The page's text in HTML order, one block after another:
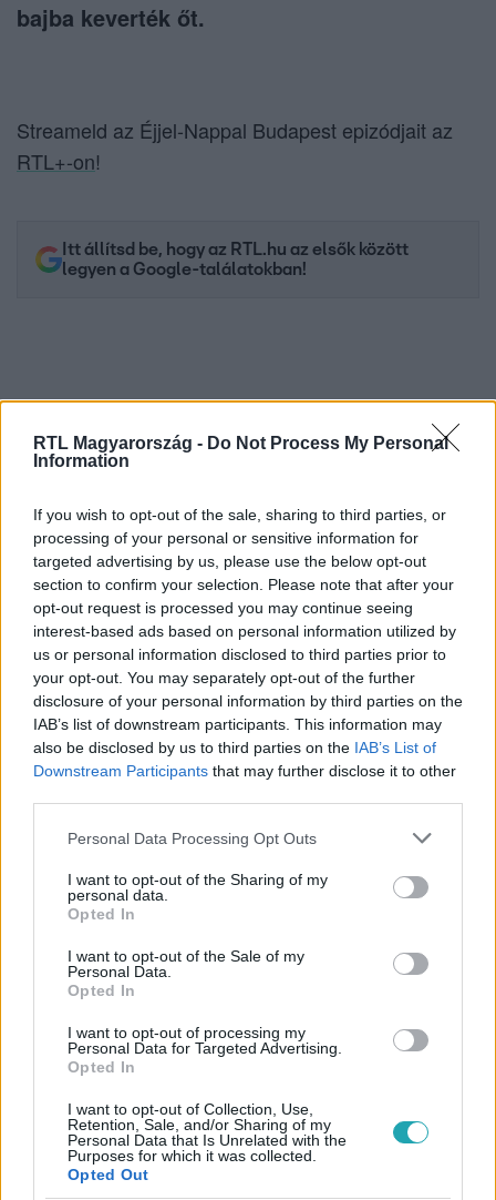
RTL Magyarország - Do Not Process My Personal
Information
If you wish to opt-out of the sale, sharing to third parties, or
processing of your personal or sensitive information for
targeted advertising by us, please use the below opt-out
section to confirm your selection. Please note that after your
opt-out request is processed you may continue seeing
interest-based ads based on personal information utilized by
us or personal information disclosed to third parties prior to
your opt-out. You may separately opt-out of the further
disclosure of your personal information by third parties on the
IAB’s list of downstream participants. This information may
also be disclosed by us to third parties on the IAB’s List of
Downstream Participants that may further disclose it to other
Please note that this website/app uses one or more Google
not limited to your visit or usage behaviour. You may click to
grant or deny consent to Google and its third-party tags to
use your data for below specified purposes in below Google
consent section.
Personal Data Processing Opt Outs
I want to opt-out of the Sharing of my
personal data.
Opted In
I want to opt-out of the Sale of my
Personal Data.
Opted In
I want to opt-out of processing my
Personal Data for Targeted Advertising.
Opted In
I want to opt-out of Collection, Use,
Retention, Sale, and/or Sharing of my
Personal Data that Is Unrelated with the
Purposes for which it was collected.
Opted Out
bajba keverték őt.
Streameld az Éjjel-Nappal Budapest epizódjait az
RTL+-on!
Itt állítsd be, hogy az RTL.hu az elsők között
legyen a Google-találatokban!
Kövess minket, és értesülj a friss hírekről a
Facebookon is!
Követem
GYŐZŐ # SÜTÉS #ÉNB #VESZEKEDÉS
CSALÓDÁS
Népszerű